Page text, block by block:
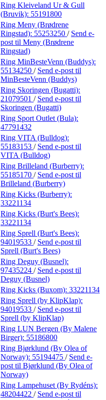
Ring Kleiveland Ur & Gull
(Bruvik): 55191800
Ring Meny (Brødrene
Ringstad): 55253250 / Send e-
post til Meny (Brødrene
Ringstad)
Ring MinBesteVenn (Buddys):
55134250 / Send e-post til
MinBesteVenn (Buddys)
Ring Skoringen (Bugatti):
21079501 / Send e-post til
Skoringen (Bugatti)
Ring Sport Outlet (Bula):
47791432
Ring VITA (Bulldog):
55183153 / Send e-post til
VITA (Bulldog)
Ring Brilleland (Burberry):
55185170 / Send e-post til
Brilleland (Burberry)
Ring Kicks (Burberry):
33221134
Ring Kicks (Burt's Bees):
33221134
Ring Sprell (Burt's Bees):
94019533 / Send e-post til
Sprell (Burt's Bees)
Ring Deguy (Busnel):
97435224 / Send e-post til
Deguy (Busnel)
Ring Kicks (Buxom): 33221134
Ring Sprell (by KlipKlap):
94019533 / Send e-post til
Sprell (by KlipKlap)
Ring LUN Bergen (By Malene
Birger): 55186800
Ring Bjørklund (By Olea of
Norway): 55194475 / Send e-
post til Bjørklund (By Olea of
Norway)
Ring Lampehuset (By Rydéns):
48204422 / Send e-post til